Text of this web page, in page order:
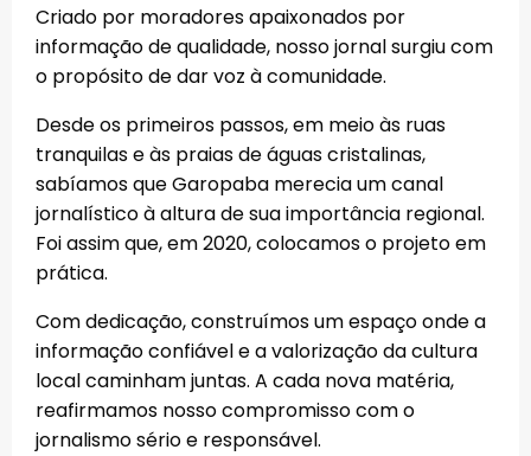
Criado por moradores apaixonados por
informação de qualidade, nosso jornal surgiu com
o propósito de dar voz à comunidade.
Desde os primeiros passos, em meio às ruas
tranquilas e às praias de águas cristalinas,
sabíamos que Garopaba merecia um canal
jornalístico à altura de sua importância regional.
Foi assim que, em 2020, colocamos o projeto em
prática.
Com dedicação, construímos um espaço onde a
informação confiável e a valorização da cultura
local caminham juntas. A cada nova matéria,
reafirmamos nosso compromisso com o
jornalismo sério e responsável.